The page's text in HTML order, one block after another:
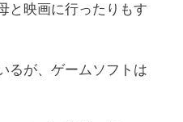
と映画に行ったりもす
るが、ゲームソフトは